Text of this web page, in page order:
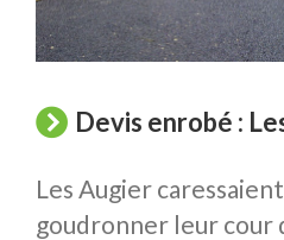
Devis enrobé :
Les Augier
goudronner leur cour